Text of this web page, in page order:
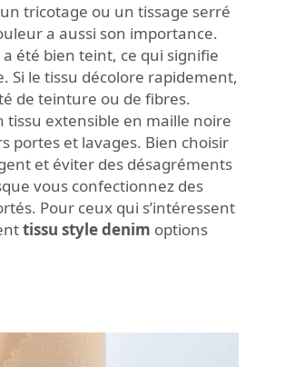
tricotage ou un tissage serré
a aussi son importance.
été bien teint, ce qui signifie
le tissu décolore rapidement,
de teinture ou de fibres.
tissu extensible en maille noire
portes et lavages. Bien choisir
et éviter des désagréments
vous confectionnez des
Pour ceux qui s’intéressent
tissu style denim options